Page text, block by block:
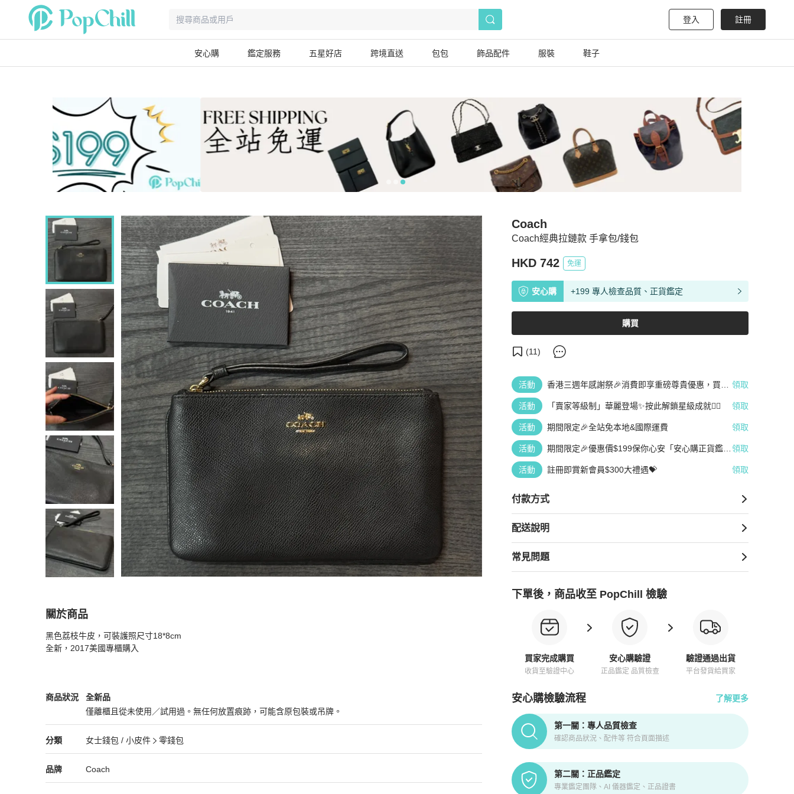
登入 註冊
安心購 鑑定服務 五星好店 跨境直送 包包 飾品配件 服裝 鞋子
Coach經典拉鏈款 手拿包/錢包
Coach
HKD 742 免運
安心購 +199 專人檢查品質、正貨鑑定
購買
(11)
活動
香港三週年感謝祭🎉消費即享重磅尊貴優惠，買越
領取
活動 「賣家等級制」華麗登場✨按此解鎖星級成就👆🏻 領取
活動 期間限定🎉全站免本地&國際運費 領取
活動
期間限定🎉優惠價$199保你心安「安心購正貨鑑
領取
活動 註冊即賞新會員$300大禮遇💝 領取
付款方式
配送說明
常見問題
下單後，商品收至 PopChill 檢驗
買家完成購買
收貨至驗證中心
安心購驗證
正品鑑定 品質檢查
驗證通過出貨
平台發貨給買家
安心購檢驗流程 了解更多
PopChill拍拍圈正品驗證、安心購檢驗流程介紹
第一關：專人品質檢查
確認商品狀況、配件等 符合頁面描述
第二關：正品鑑定
專業鑑定團隊、AI 儀器鑑定、正品證書
關於商品
關於Coach經典拉鏈款 手拿包/錢包
黑色荔枝牛皮，可裝護照尺寸18*8cm
全新，2017美國專櫃購入
商品狀況
Coach女士錢包 / 小皮件
全新品
僅離櫃且從未使用／試用過。無任何放置痕跡，可能含原包裝或吊牌。
全新品
分類
Coach 女士錢包 / 小皮件分類資訊
女士錢包 / 小皮件
零錢包
女士錢包 / 小皮件/零錢包推薦
品牌
Coach 女士錢包 / 小皮件
Coach
Coach 推薦清單